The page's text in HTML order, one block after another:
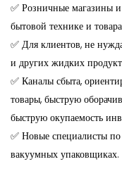
✅ Розничные магазины
бытовой технике и
✅ Для клиентов, не
и других жидких
✅ Каналы сбыта,
товары, быструю
быструю окупаемость
✅ Новые специалисты
вакуумных упаковщиках.